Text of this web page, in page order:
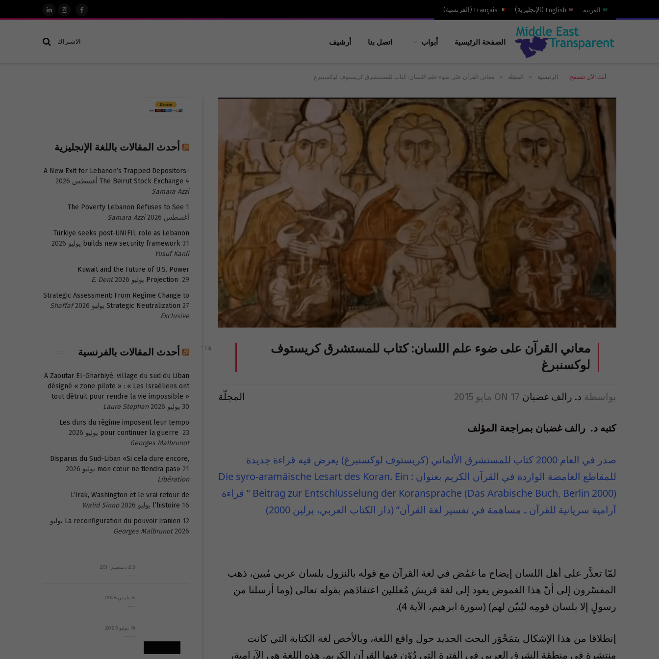
العربية English
( الإنجليزية)
Français
( الفرنسية)
فيسبوكالانستغرام
لينكدإن
الصفحة الرئيسية أبواب اتصل بنا أرشيف الاشتراك
أنت الآن تتصفح: الرئيسية » المجلّة » معاني القرآن على ضوء علم اللسان: كتاب للمستشرق كريستوف لوكسنبرغ
معاني القرآن على ضوء علم اللسان: كتاب للمستشرق كريستوف
لوكسنبرغ
بواسطة د. رالف غضبان ON 17 مايو 2015 المجلّة
كتبه د. رالف غضبان بمراجعة المؤلف
صدر في العام 2000 كتاب للمستشرق الألماني (كريستوف لوكسنبرغ) يعرض فيه قراءة جديدة
للمقاطع الغامضة الواردة في القرآن الكريم بعنوان : Die syro-aramäische Lesart des Koran. Ein
Beitrag zur Entschlüsselung der Koransprache (Das Arabische Buch, Berlin 2000) ” قراءة
آرامية سريانية للقرآن ـ مساهمة في تفسير لغة القرآن” (دار الكتاب العربي، برلين 2000)
لمّا تعذَّر على أهل اللسان إيضاح ما غمُض في لغة القرآن مع قوله بالنزول بلسان عربي مُبين، ذهب
المفسّرون إلى أنّ هذا الغموض يعود إلى لغة قريش مُعللين اعتقادَهم بقوله تعالى (وما أرسلنا من
رسولٍ إلا بلسان قومِه ليُبيّن لهم) (سورة ابرهيم، الآية 4).
إنطلاقا من هذا الإشكال يتمَحْوَر البحث الجديد حول واقع اللغة، وبالأخص لغة الكتابة التي كانت
منتشرة في مِنطقة الشرق العربي في الفترة التي دُوّن فيها القرآن الكريم. هذه اللغة هي الآرامية،
أحدث المقالات باللغة الإنجليزية
A New Exit for Lebanon’s Trapped Depositors-
The Beirut Stock Exchange 4 أغسطس 2026
Samara Azzi
The Poverty Lebanon Refuses to See 1
أغسطس 2026
Samara Azzi
Türkiye seeks post-UNIFIL role as Lebanon
builds new security framework 31 يوليو 2026
Yusuf Kanli
Kuwait and the Future of U.S. Power
Projection 29 يوليو 2026
E. Dent
Strategic Assessment: From Regime Change to
Strategic Neutralization 27 يوليو 2026
Shaffaf
Exclusive
أحدث المقالات بالفرنسية
A Zaoutar El-Gharbiyé, village du sud du Liban
désigné « zone pilote » : « Les Israéliens ont
tout détruit pour rendre la vie impossible »
30 يوليو 2026
Laure Stephan
Les durs du régime imposent leur tempo
pour continuer la guerre 23 يوليو 2026
Georges Malbrunot
Disparus du Sud-Liban «Si cela dure encore,
mon cœur ne tiendra pas» 21 يوليو 2026
Libération
L’Irak, Washington et le vrai retour de
l’histoire 16 يوليو 2026
Walid Sinno
La reconfiguration du pouvoir iranien 12 يوليو
2026
Georges Malbrunot
23 ديسمبر 2011
8 مارس 2008
19 يوليو 2023